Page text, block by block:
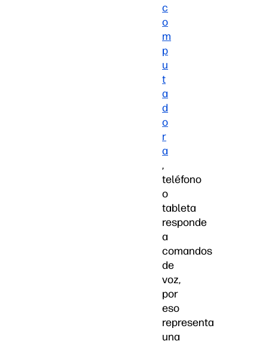
c
o
m
p
u
t
a
d
o
r
a
,
teléfono
o
tableta
responde
a
comandos
de
voz,
por
eso
representa
una